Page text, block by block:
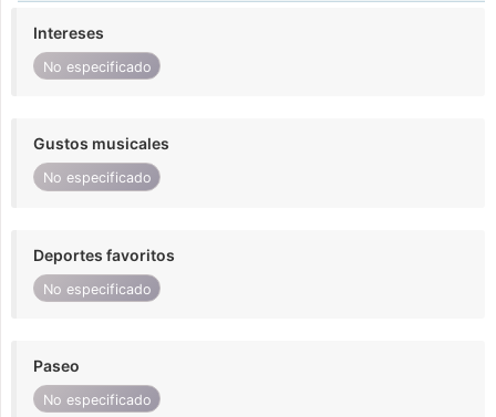
Intereses
No especificado
Gustos musicales
No especificado
Deportes favoritos
No especificado
Paseo
No especificado